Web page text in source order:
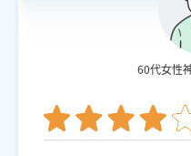
60代女性